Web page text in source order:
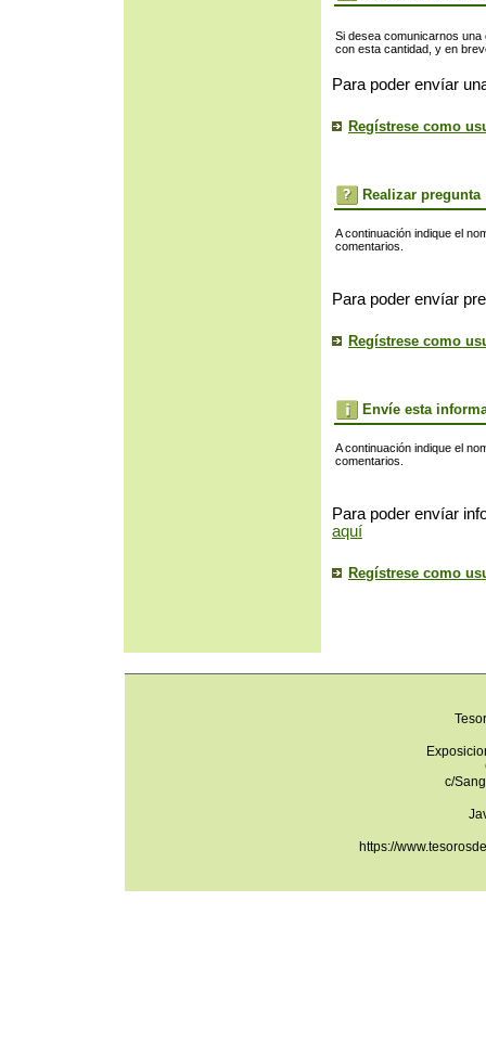
Si desea comunicarnos
con esta cantidad, y en
Para poder envíar
Regístrese como
Realizar pregunta
A continuación indique el
comentarios.
Para poder envíar
Regístrese como
Envíe esta
A continuación indique el
comentarios.
Para poder envíar
aquí
Regístrese como
c/
https://